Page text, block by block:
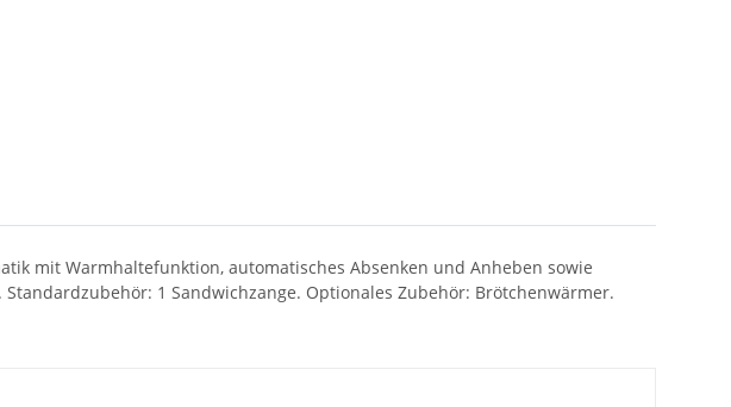
mit Warmhaltefunktion, automatisches Absenken und Anheben sowie
1 Sandwichzange. Optionales Zubehör: Brötchenwärmer.